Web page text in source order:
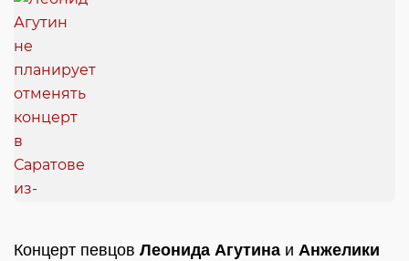
Концерт певцов Леонида Агутина и Анжелики